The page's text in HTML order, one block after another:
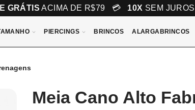
GRÁTIS ACIMA DE R$79 💳 10X SEM JUROS
PIERCINGS BRINCOS ALARGABRINCOS
Meia Cano Alto